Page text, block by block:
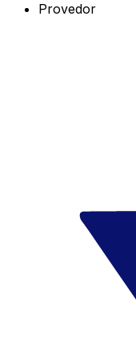
Provedor